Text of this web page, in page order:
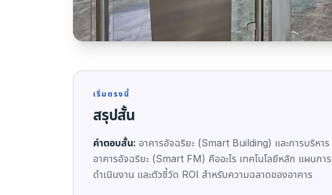
เริ่มตรงนี้
สรุปสั้น
คำตอบสั้น: อาคารอัจฉริยะ (Smart Building) และการบริหาร
อาคารอัจฉริยะ (Smart FM) คืออะไร เทคโนโลยีหลัก แผนการ
ดำเนินงาน และตัวชี้วัด ROI สำหรับความฉลาดของอาคาร